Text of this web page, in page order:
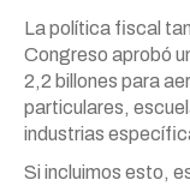
La política fiscal
Congreso aprobó
2,2 billones para
particulares,
industrias
Si incluimos esto,